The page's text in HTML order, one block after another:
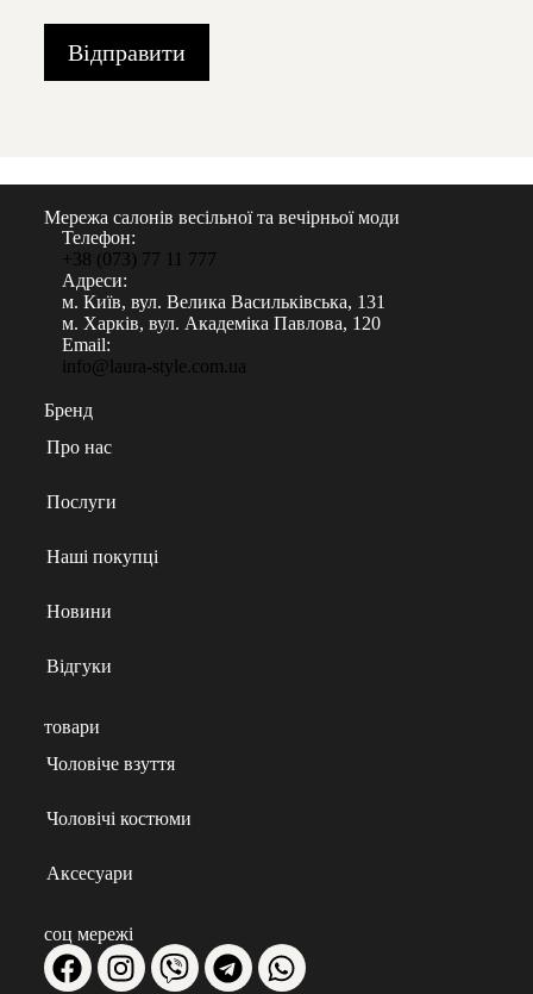
Відправити
Мережа салонів весільної та вечірньої моди
Телефон:
+38 (073) 77 11 777
Адреси:
м. Київ, вул. Велика Васильківська, 131
м. Харків, вул. Академіка Павлова, 120
Email:
info@laura-style.com.ua
Бренд
Про нас
Послуги
Наші покупці
Новини
Відгуки
товари
Чоловіче взуття
Чоловічі костюми
Аксесуари
соц мережі